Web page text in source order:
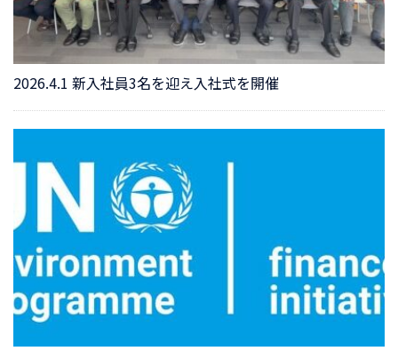
2026.4.1 新入社員3名を迎え入社式を開催